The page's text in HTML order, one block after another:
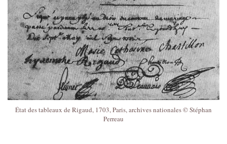
État des tableaux de Rigaud, 1703, Paris, archives nationales © Stéphan
Perreau